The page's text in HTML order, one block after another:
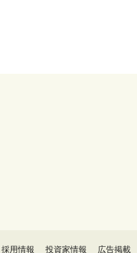
採用情報 投資家情報 広告掲載